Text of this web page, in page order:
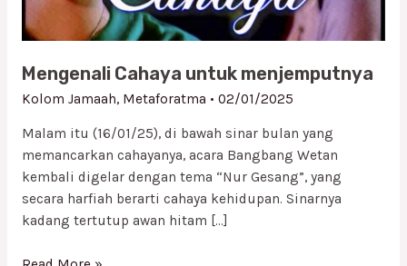
Mengenali Cahaya untuk menjemputnya
Kolom Jamaah, Metaforatma • 02/01/2025
Malam itu (16/01/25), di bawah sinar bulan yang
memancarkan cahayanya, acara Bangbang Wetan
kembali digelar dengan tema “Nur Gesang”, yang
secara harfiah berarti cahaya kehidupan. Sinarnya
kadang tertutup awan hitam […]